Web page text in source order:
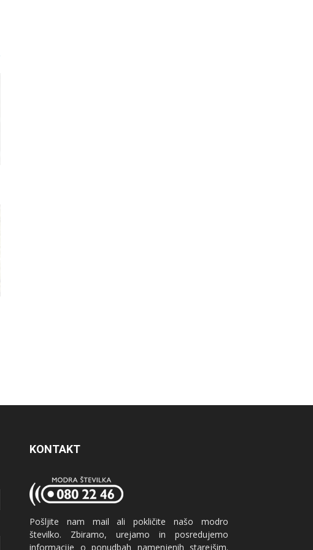
KONTAKT
Pošljite nam mail ali pokličite našo modro
številko. Zbiramo, urejamo in posredujemo
informacije o ponudbah namenjenih starejšim.